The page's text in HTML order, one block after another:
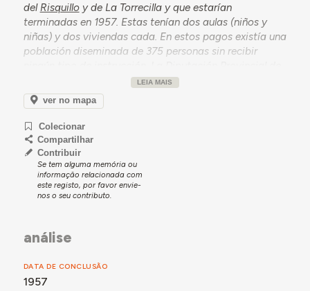
del Risquilloy de La Torrecilla y que estarían
terminadas en 1957. Estas tenían dos aulas (niños y
niñas) y dos viviendas cada. En estos pagos existía una
población diseminada de 375 personas sin recibir
Córdoba subvencionó la construcción de los grupos
con 120.000 ptas. (30.000 ptas. por escuela y por
vivienda) de un total de obra de 508.062,40 ptas.
(AMM 2927-7). La escuela y casas para maestros
fueron vendidas a privados en 1991 (AMM 2477-19),
después de la autorización de desafectación de uso en
1989.
LEIA MAIS
ver no mapa
Colecionar
Compartilhar
Contribuir
Se tem alguma memória ou
informação relacionada com
este registo, por favor envie-
nos o seu contributo.
análise
DATA DE CONCLUSÃO
1957